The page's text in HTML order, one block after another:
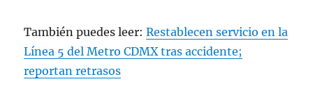
historias
• WhatsApp en el envío de mensajes.
• Facebook en el administrador de
También puedes leer:Restablecen servicio en la
Línea 5 del Metro CDMX tras accidente;
reportan retrasos